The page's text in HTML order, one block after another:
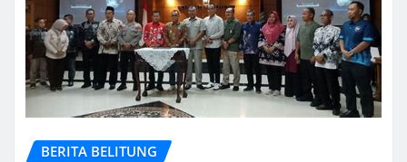
BERITA BELITUNG